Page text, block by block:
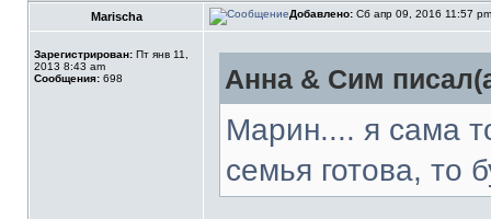
Marischa Добавлено: Сб апр 09, 2016 11:57
Зарегистрирован: Пт янв 11,
2013 8:43 am
Сообщения: 698 Анна & Сим
Марин.... я сама
семья готова, то